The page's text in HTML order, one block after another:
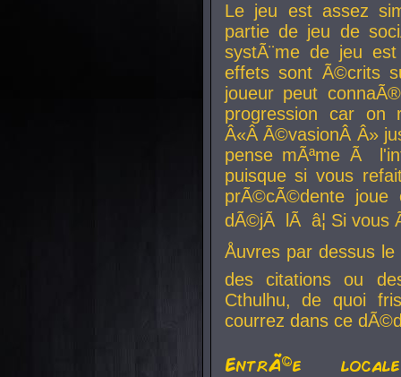
Le jeu est assez
partie de jeu de
systÃ¨me de jeu
effets sont Ã©crits
joueur peut
progression car
Â«Â Ã©vasionÂ Â»
pense mÃªme Ã
puisque si vous
prÃ©cÃ©dente
dÃ©jÃ lÃ â¦ Si vous
Åuvres par dessus
des citations ou
Cthulhu, de quoi
courrez dans ce
EntrÃ©e